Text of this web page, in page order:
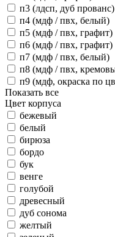
п3 (лдсп, дуб прованс)
п4 (мдф / пвх, белый)
п5 (мдф / пвх, графит)
п6 (мдф / пвх, графит)
п7 (мдф / пвх, белый)
п8 (мдф / пвх,
п9 (мдф, окраска по
Показать все
Цвет корпуса
бежевый
белый
бирюза
бордо
бук
венге
голубой
древесный
дуб сонома
желтый